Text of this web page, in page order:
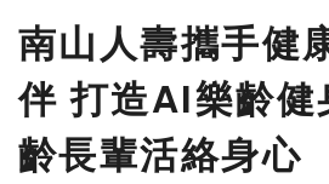
南山人壽攜手健
伴 打造AI樂齡健
齡長輩活絡身心